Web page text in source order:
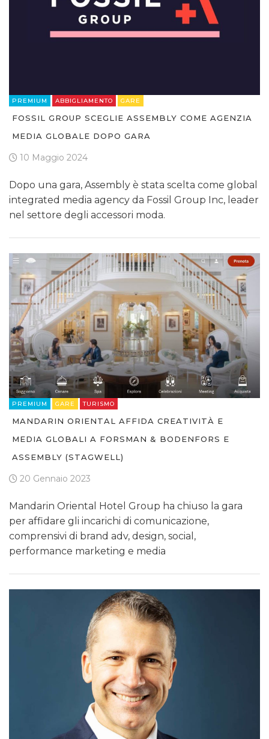
PREMIUM ABBIGLIAMENTO GARE
FOSSIL GROUP SCEGLIE ASSEMBLY COME AGENZIA
MEDIA GLOBALE DOPO GARA
10 Maggio 2024
Dopo una gara, Assembly è stata scelta come global
integrated media agency da Fossil Group Inc, leader
nel settore degli accessori moda.
PREMIUM GARE TURISMO
MANDARIN ORIENTAL AFFIDA CREATIVITÀ E
MEDIA GLOBALI A FORSMAN & BODENFORS E
ASSEMBLY (STAGWELL)
20 Gennaio 2023
Mandarin Oriental Hotel Group ha chiuso la gara
per affidare gli incarichi di comunicazione,
comprensivi di brand adv, design, social,
performance marketing e media